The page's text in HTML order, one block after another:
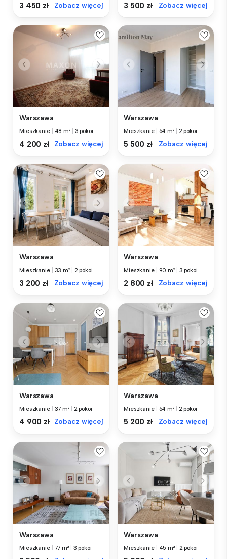
3 450 zł Zobacz więcej 3 500 zł Zobacz więcej
Warszawa
Mieszkanie 48 m² 3 pokoi
4 200 zł Zobacz więcej
Warszawa
Mieszkanie 64 m² 2 pokoi
5 500 zł Zobacz więcej
Warszawa
Mieszkanie 33 m² 2 pokoi
3 200 zł Zobacz więcej
Warszawa
Mieszkanie 90 m² 3 pokoi
2 800 zł Zobacz więcej
Warszawa
Mieszkanie 37 m² 2 pokoi
4 900 zł Zobacz więcej
Warszawa
Mieszkanie 64 m² 2 pokoi
5 200 zł Zobacz więcej
Warszawa
Mieszkanie 77 m² 3 pokoi
Warszawa
Mieszkanie 45 m² 2 pokoi